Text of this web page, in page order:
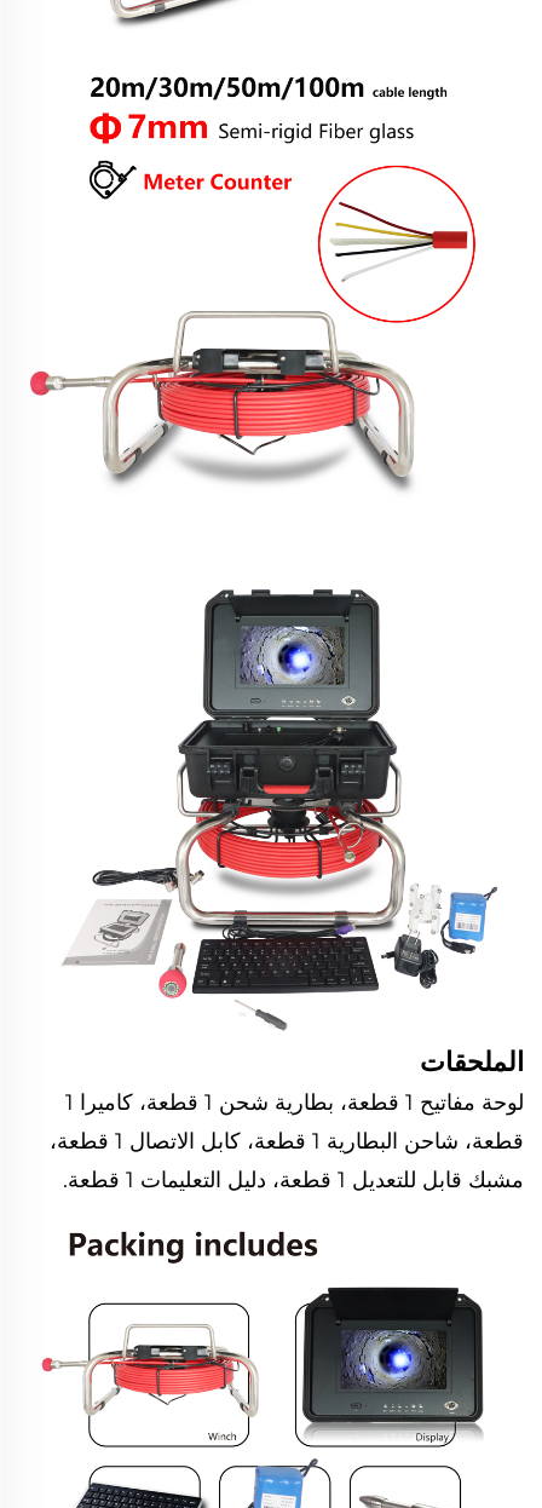
الملحقات
لوحة مفاتيح 1 قطعة، بطارية شحن 1 قطعة، كاميرا 1
قطعة، شاحن البطارية 1 قطعة، كابل الاتصال 1 قطعة،
مشبك قابل للتعديل 1 قطعة، دليل التعليمات 1 قطعة.